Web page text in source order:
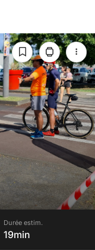
Durée estim.
19min